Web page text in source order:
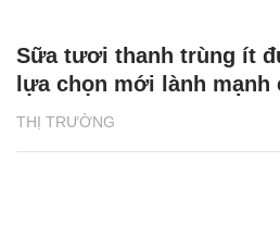
THỊ TRƯỜNG
Sữa tươi thanh trùng ít
lựa chọn mới lành mạnh